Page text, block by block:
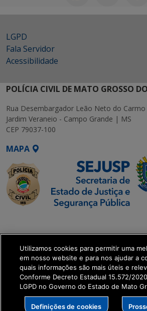
LGPD
Fala Servidor
Acessibilidade
POLÍCIA CIVIL DE MATO GROSSO
Rua Desembargador Leão Neto do Carmo
Jardim Veraneio - Campo Grande | MS
CEP 79037-100
MAPA
Executiva de
Transformação Digital
get_footer();
Utilizamos cookies para permitir uma
em nosso website e para nos ajudar a
quais informações são mais úteis e
Conforme Decreto Estadual 15.572/
LGPD no Governo do Estado de Mato
Definições de cookies